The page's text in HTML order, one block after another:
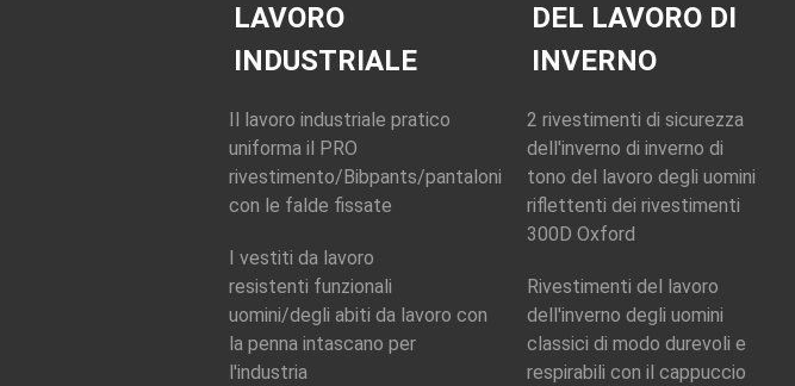
LAVORO
INDUSTRIALE
Il lavoro industriale pratico
uniforma il PRO
rivestimento/Bibpants/pantaloni
con le falde fissate
I vestiti da lavoro
resistenti funzionali
uomini/degli abiti da lavoro con
la penna intascano per
l'industria
DEL LAVORO DI
INVERNO
2 rivestimenti di sicurezza
dell'inverno di inverno di
tono del lavoro degli uomini
riflettenti dei rivestimenti
300D Oxford
Rivestimenti del lavoro
dell'inverno degli uomini
classici di modo durevoli e
respirabili con il cappuccio